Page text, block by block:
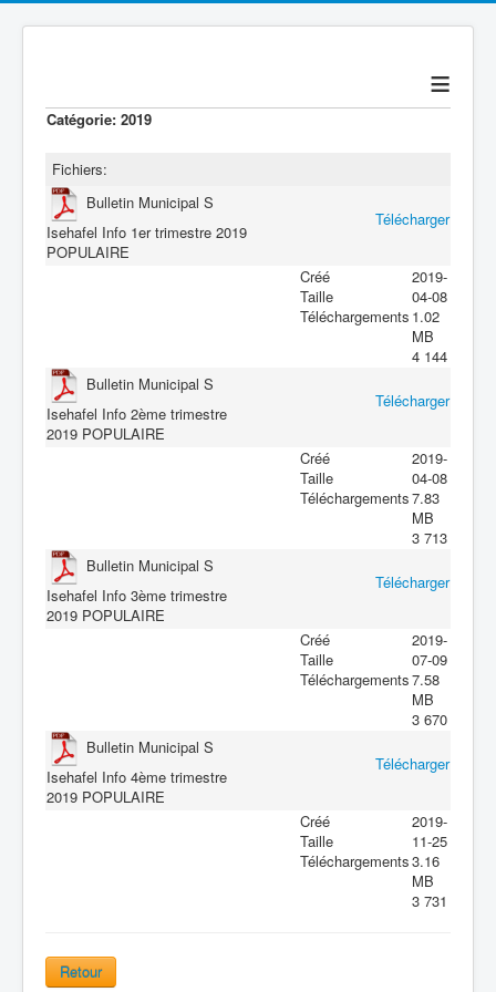
≡
Catégorie: 2019
Fichiers:
Bulletin Municipal S
Isehafel Info 1er trimestre 2019
POPULAIRE
Télécharger
Créé
Taille
Téléchargements
2019-
04-08
1.02
MB
4 144
Bulletin Municipal S
Isehafel Info 2ème trimestre
2019 POPULAIRE
Télécharger
Créé
Taille
Téléchargements
2019-
04-08
7.83
MB
3 713
Bulletin Municipal S
Isehafel Info 3ème trimestre
2019 POPULAIRE
Télécharger
Créé
Taille
Téléchargements
2019-
07-09
7.58
MB
3 670
Bulletin Municipal S
Isehafel Info 4ème trimestre
2019 POPULAIRE
Télécharger
Créé
Taille
Téléchargements
2019-
11-25
3.16
MB
3 731
Retour